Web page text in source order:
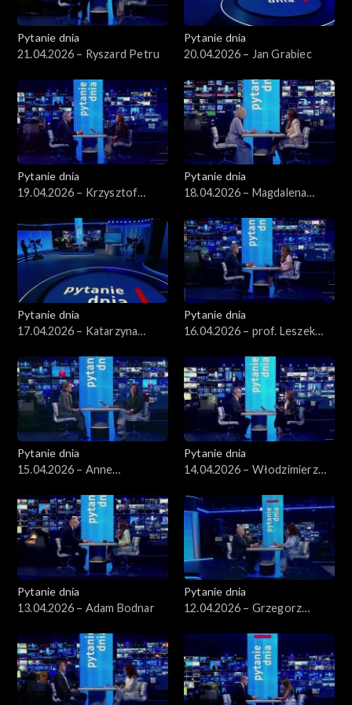
Pytanie dnia
21.04.2026 – Ryszard Petru
Pytanie dnia
20.04.2026 – Jan Grabiec
Pytanie dnia
19.04.2026 – Krzysztof
Pytanie dnia
18.04.2026 – Magdalena
Pytanie dnia
17.04.2026 – Katarzyna
Pytanie dnia
16.04.2026 – prof. Leszek
Pytanie dnia
15.04.2026 – Anne
Pytanie dnia
14.04.2026 – Włodzimierz
Pytanie dnia
13.04.2026 – Adam Bodnar
Pytanie dnia
12.04.2026 – Grzegorz